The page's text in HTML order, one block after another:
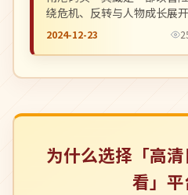
绕危机、反转与人物成长展
推荐观看。
2024-12-23
为什么选择「高
看」平